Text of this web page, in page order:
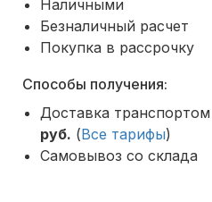
Наличными
Безналичный расчет
Покупка в рассрочку
Способы получения:
Доставка
руб. (Все тарифы)
Самовывоз со склада